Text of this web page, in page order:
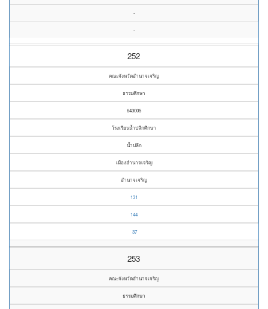
-
-
252
คณะจังหวัดอำนาจเจริญ
ธรรมศึกษา
643005
โรงเรียนน้ำปลีกศึกษา
น้ำปลีก
เมืองอำนาจเจริญ
อำนาจเจริญ
131
144
37
253
คณะจังหวัดอำนาจเจริญ
ธรรมศึกษา